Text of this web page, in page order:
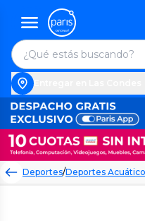
Deportes/Deportes